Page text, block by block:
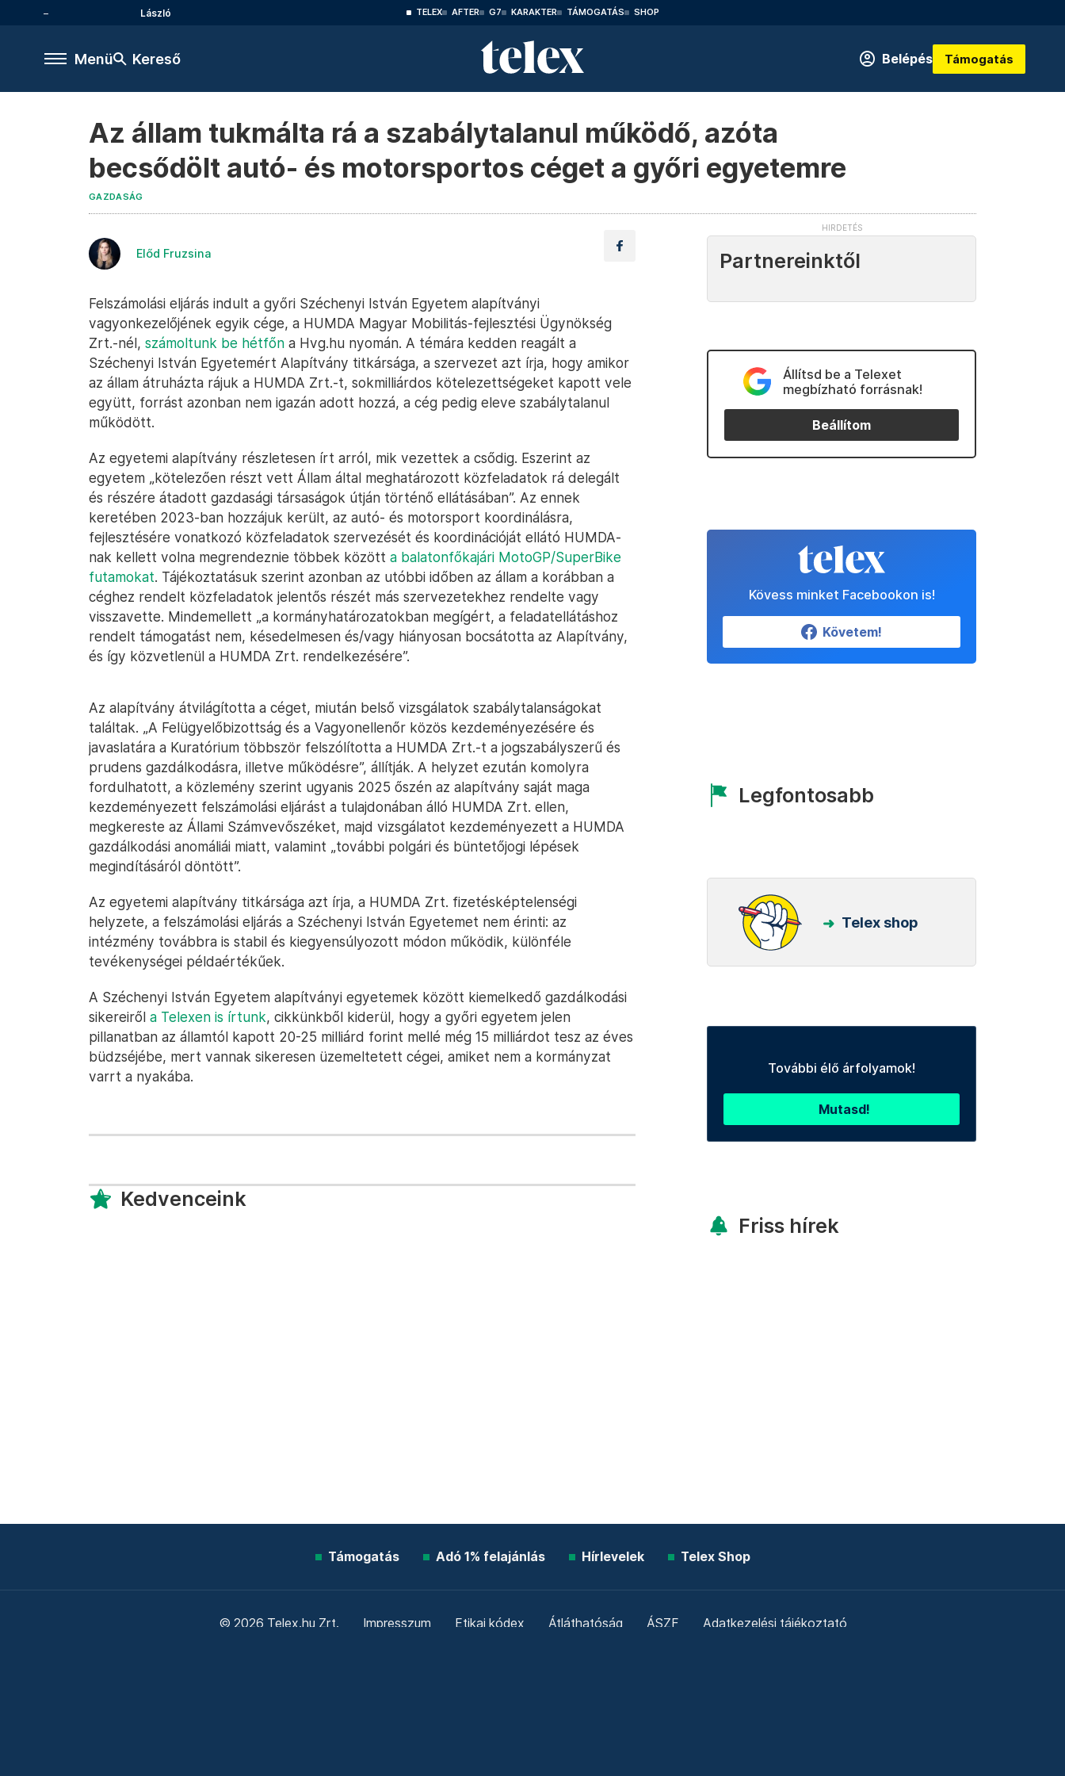
László TELEX AFTER G7 KARAKTER TÁMOGATÁS SHOP
Menü Kereső Belépés Támogatás
Az állam tukmálta rá a szabálytalanul működő, azóta
becsődölt autó- és motorsportos céget a győri egyetemre
GAZDASÁG
Előd Fruzsina
Felszámolási eljárás indult a győri Széchenyi István Egyetem alapítványi
vagyonkezelőjének egyik cége, a HUMDA Magyar Mobilitás-fejlesztési Ügynökség
Zrt.-nél, számoltunk be hétfőn a Hvg.hu nyomán. A témára kedden reagált a
Széchenyi István Egyetemért Alapítvány titkársága, a szervezet azt írja, hogy amikor
az állam átruházta rájuk a HUMDA Zrt.-t, sokmilliárdos kötelezettségeket kapott vele
együtt, forrást azonban nem igazán adott hozzá, a cég pedig eleve szabálytalanul
működött.
Az egyetemi alapítvány részletesen írt arról, mik vezettek a csődig. Eszerint az
egyetem „kötelezően részt vett Állam által meghatározott közfeladatok rá delegált
és részére átadott gazdasági társaságok útján történő ellátásában”. Az ennek
keretében 2023-ban hozzájuk került, az autó- és motorsport koordinálásra,
fejlesztésére vonatkozó közfeladatok szervezését és koordinációját ellátó HUMDA-
nak kellett volna megrendeznie többek között a balatonfőkajári MotoGP/SuperBike
futamokat. Tájékoztatásuk szerint azonban az utóbbi időben az állam a korábban a
céghez rendelt közfeladatok jelentős részét más szervezetekhez rendelte vagy
visszavette. Mindemellett „a kormányhatározatokban megígért, a feladatellátáshoz
rendelt támogatást nem, késedelmesen és/vagy hiányosan bocsátotta az Alapítvány,
és így közvetlenül a HUMDA Zrt. rendelkezésére”.
Az alapítvány átvilágította a céget, miután belső vizsgálatok szabálytalanságokat
találtak. „A Felügyelőbizottság és a Vagyonellenőr közös kezdeményezésére és
javaslatára a Kuratórium többször felszólította a HUMDA Zrt.-t a jogszabályszerű és
prudens gazdálkodásra, illetve működésre”, állítják. A helyzet ezután komolyra
fordulhatott, a közlemény szerint ugyanis 2025 őszén az alapítvány saját maga
kezdeményezett felszámolási eljárást a tulajdonában álló HUMDA Zrt. ellen,
megkereste az Állami Számvevőszéket, majd vizsgálatot kezdeményezett a HUMDA
gazdálkodási anomáliái miatt, valamint „további polgári és büntetőjogi lépések
megindításáról döntött”.
Az egyetemi alapítvány titkársága azt írja, a HUMDA Zrt. fizetésképtelenségi
helyzete, a felszámolási eljárás a Széchenyi István Egyetemet nem érinti: az
intézmény továbbra is stabil és kiegyensúlyozott módon működik, különféle
tevékenységei példaértékűek.
A Széchenyi István Egyetem alapítványi egyetemek között kiemelkedő gazdálkodási
sikereiről a Telexen is írtunk, cikkünkből kiderül, hogy a győri egyetem jelen
pillanatban az államtól kapott 20-25 milliárd forint mellé még 15 milliárdot tesz az éves
büdzséjébe, mert vannak sikeresen üzemeltetett cégei, amiket nem a kormányzat
varrt a nyakába.
Kedvenceink
Partnereinktől
Állítsd be a Telexet
megbízható forrásnak!
Beállítom
Kövess minket Facebookon is!
Követem!
Legfontosabb
Telex shop
További élő árfolyamok!
Mutasd!
Friss hírek
Támogatás Adó 1% felajánlás Hírlevelek Telex Shop
© 2026 Telex.hu Zrt. Impresszum Etikai kódex Átláthatóság ÁSZF Adatkezelési tájékoztató